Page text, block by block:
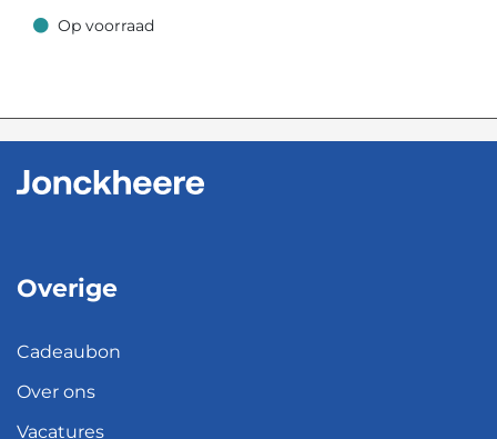
Op voorraad
Op voorraad
Overige
Cadeaubon
Over ons
Vacatures